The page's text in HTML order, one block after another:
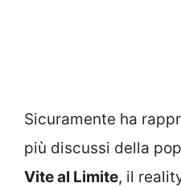
Sicuramente ha
più discussi della
Vite al Limite, il